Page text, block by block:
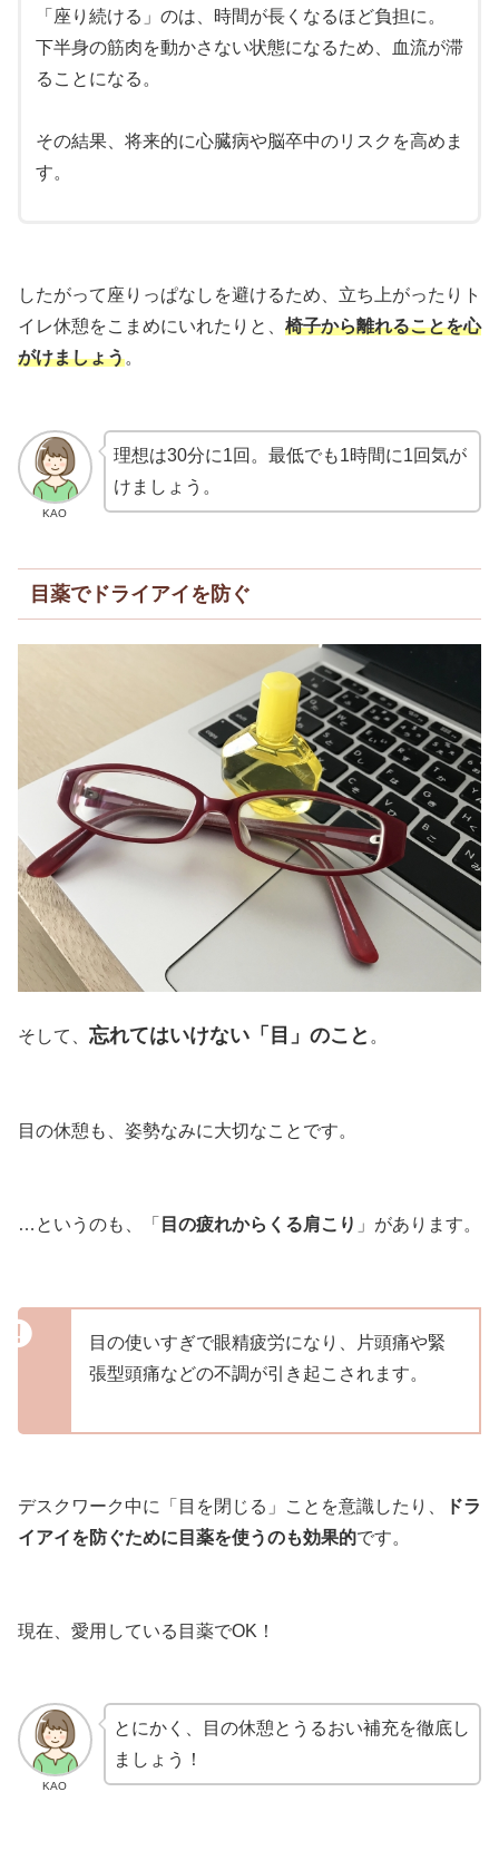
「座り続ける」のは、時間が長くなるほど負担に。
下半身の筋肉を動かさない状態になるため、血流が滞
ることになる。
その結果、将来的に心臓病や脳卒中のリスクを高めま
す。
したがって座りっぱなしを避けるため、立ち上がったりト
イレ休憩をこまめにいれたりと、 椅子から離れることを心
がけましょう。
KAO
理想は30分に1回。最低でも1時間に1回気が
け ましょう。
目薬でドライアイを防ぐ
そして、 忘れてはいけない「目」のこと 。
目の休憩も、姿勢なみに大切なことです。
…というのも、「 目の疲れからくる肩こり 」があります。
目の使いすぎで眼精疲労になり、片頭痛や緊
張型頭痛などの不調が引き起こされます。
デスクワーク中に「目を閉じる」ことを意識したり、
ドラ
イアイを防ぐために目薬を使うのも効果的です。
現在、愛用している目薬でOK！
KAO
とにかく、目の休憩とうるおい補充を徹底し
ましょう！